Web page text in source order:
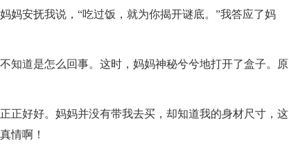
妈安抚我说，“吃过饭，就为你揭开谜底。”我答应了妈
知道是怎么回事。这时，妈妈神秘兮兮地打开了盒子。原
正好好。妈妈并没有带我去买，却知道我的身材尺寸，这
情啊！